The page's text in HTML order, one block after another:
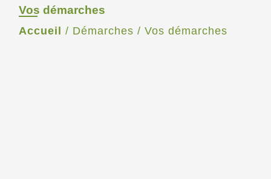
Vos démarches
Accueil / Démarches / Vos démarches